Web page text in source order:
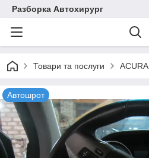
Разборка Автохирург
Товари та послуги ACURA
Автошрот